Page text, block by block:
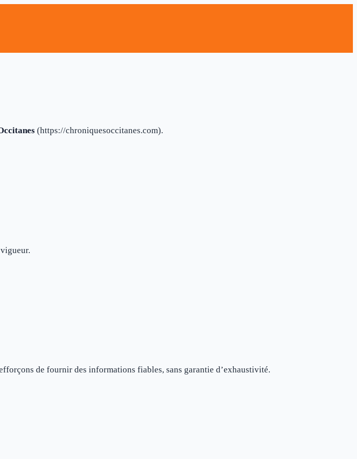
(https://chroniquesoccitanes.com).
de fournir des informations fiables, sans garantie d’exhaustivité.